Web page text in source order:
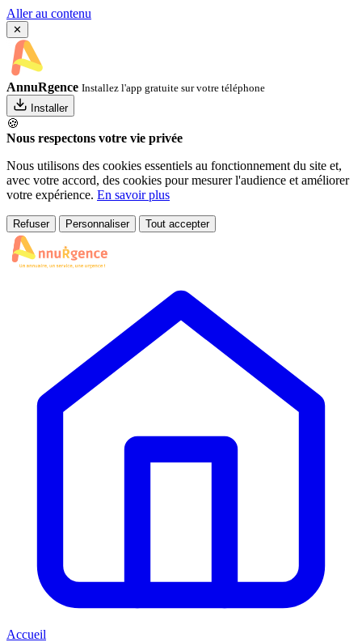
Aller au contenu
✕
AnnuRgence Installez l'app gratuite sur votre téléphone
Installer
🍪
Nous respectons votre vie privée
Nous utilisons des cookies essentiels au fonctionnement du site et,
avec votre accord, des cookies pour mesurer l'audience et améliorer
votre expérience. En savoir plus
Refuser Personnaliser Tout accepter
Accueil